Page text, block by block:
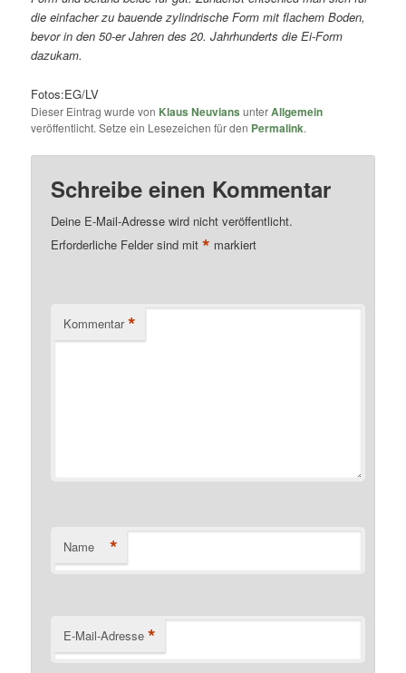
die einfacher zu bauende zylindrische Form mit flachem Boden,
bevor in den 50-er Jahren des 20. Jahrhunderts die Ei-Form
dazukam.
Fotos:EG/LV
Dieser Eintrag wurde von Klaus Neuvians unterAllgemein
veröffentlicht. Setze ein Lesezeichen für den Permalink.
Schreibe einen Kommentar
Deine E-Mail-Adresse wird nicht veröffentlicht.
Erforderliche Felder sind mit* markiert
Kommentar *
Name *
E-Mail-Adresse *